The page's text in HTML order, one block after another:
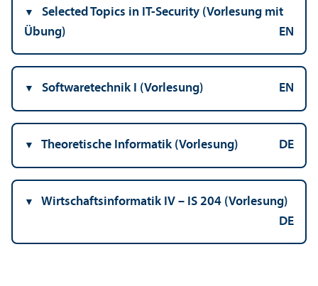
Selected Topics in IT-Security (Vorlesung mit
Übung)
EN
Softwaretechnik I (Vorlesung) EN
Theoretische Informatik (Vorlesung) DE
Wirtschafts­informatik IV – IS 204 (Vorlesung)
DE